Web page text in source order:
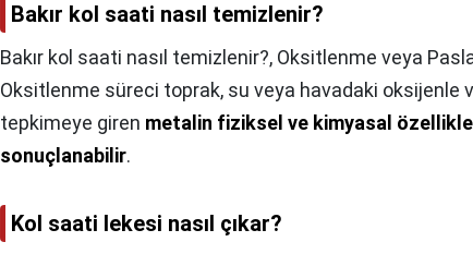
Bakır kol saati nasıl temizlenir?
Bakır kol saati nasıl temizlenir?, Oksitlenme veya
Oksitlenme süreci toprak, su veya havadaki oksijenle
tepkimeye giren metalin fiziksel ve kimyasal
sonuçlanabilir.
Kol saati lekesi nasıl çıkar?